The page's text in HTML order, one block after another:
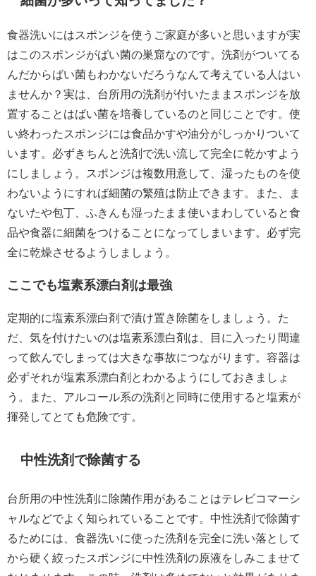
食器洗いにはスポンジを使うご家庭が多いと思いますが実
はこのスポンジがばい菌の巣窟なのです。洗剤がついてる
んだからばい菌もわかないだろうなんて考えている人はい
ませんか？実は、台所用の洗剤が付いたままスポンジを放
置することはばい菌を培養しているのと同じことです。使
い終わったスポンジには食品かすや油分がしっかりついて
います。必ずきちんと洗剤で洗い流して完全に乾かすよう
にしましょう。スポンジは複数用意して、湿ったものを使
わないようにすれば細菌の繁殖は防止できます。また、ま
ないたや包丁、ふきんも湿ったまま使いまわしていると食
品や食器に細菌をつけることになってしまいます。必ず完
全に乾燥させるようしましょう。
ここでも塩素系漂白剤は最強
定期的に塩素系漂白剤で漬け置き除菌をしましょう。た
だ、気を付けたいのは塩素系漂白剤は、目に入ったり間違
って飲んでしまっては大きな事故につながります。容器は
必ずそれが塩素系漂白剤とわかるようにしておきましょ
う。また、アルコール系の洗剤と同時に使用すると塩素が
揮発してとても危険です。
中性洗剤で除菌する
台所用の中性洗剤に除菌作用があることはテレビコマーシ
ャルなどでよく知られていることです。中性洗剤で除菌す
るためには、食器洗いに使った洗剤を完全に洗い落として
から硬く絞ったスポンジに中性洗剤の原液をしみこませて